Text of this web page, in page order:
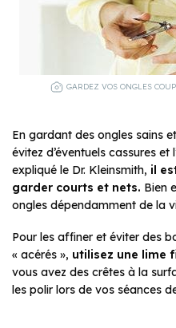
GARDEZ VOS ONGLES
En gardant des ongles sains
évitez d’éventuels cassures et
expliqué le Dr. Kleinsmith, il
garder courts et nets. Bien
ongles dépendamment de la
Pour les affiner et éviter des
« acérés », utilisez une lime
vous avez des crêtes à la
les polir lors de vos séances